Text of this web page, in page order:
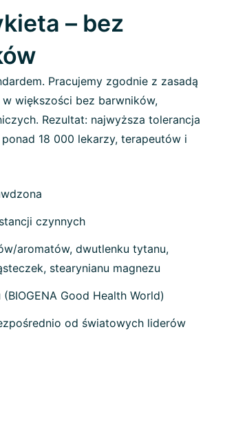
– bez
Pracujemy zgodnie z zasadą
większości bez barwników,
Rezultat: najwyższa tolerancja
18 000 lekarzy, terapeutów i
czynnych
aromatów, dwutlenku tytanu,
stearynianu magnezu
Good Health World)
od światowych liderów